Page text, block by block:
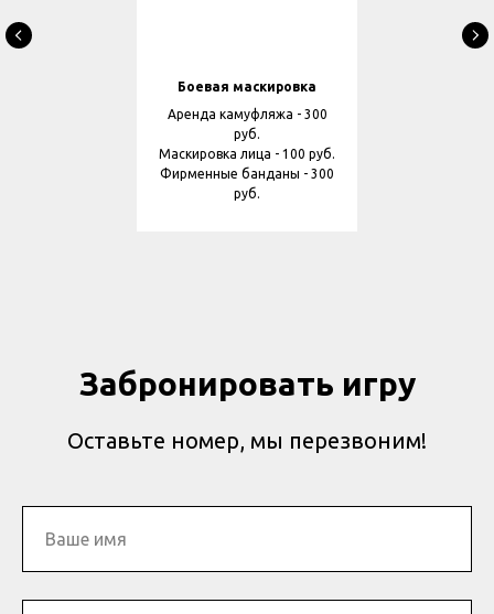
Боевая маскировка
Аренда камуфляжа - 300
руб.
Маскировка лица - 100 руб.
Фирменные банданы - 300
руб.
Забронировать игру
Оставьте номер, мы перезвоним!